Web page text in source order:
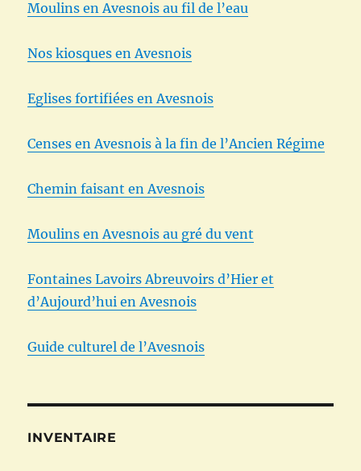
Moulins en Avesnois au fil de l’eau
Nos kiosques en Avesnois
Eglises fortifiées en Avesnois
Censes en Avesnois à la fin de l’Ancien Régime
Chemin faisant en Avesnois
Moulins en Avesnois au gré du vent
Fontaines Lavoirs Abreuvoirs d’Hier et
d’Aujourd’hui en Avesnois
Guide culturel de l’Avesnois
INVENTAIRE